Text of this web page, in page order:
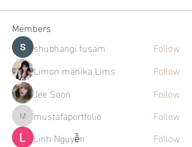
Members
shubhangi fusam
Follow
Limon manika Lims
Follow
Jee Soon
Follow
mustafaportfolio
mustafaportfolio
Follow
Linh Nguyễn
Follow